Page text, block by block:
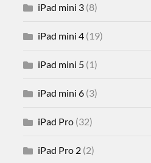
iPad mini 3 (8)
iPad mini 4 (19)
iPad mini 5 (1)
iPad mini 6 (3)
iPad Pro (32)
iPad Pro 2 (2)